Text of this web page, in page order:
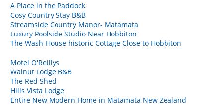
A Place in the Paddock
Cosy Country Stay B&B
Streamside Country Manor- Matamata
Luxury Poolside Studio Near Hobbiton
The Wash-House historic Cottage Close to Hobbiton
Motel O'Reillys
Walnut Lodge B&B
The Red Shed
Hills Vista Lodge
Entire New Modern Home in Matamata New Zealand